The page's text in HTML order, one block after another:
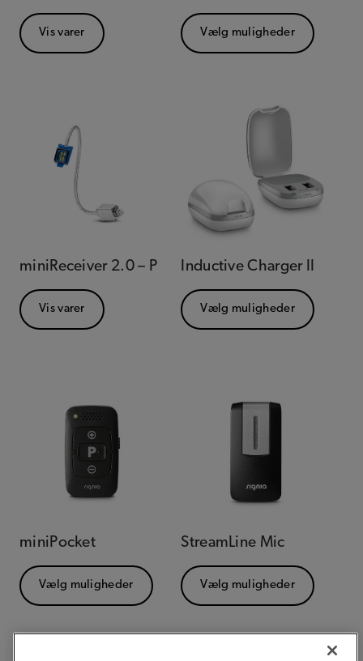
Vis varer Vælg muligheder
miniReceiver 2.0 – P
Vis varer
Inductive Charger II
Vælg muligheder
miniPocket
Vælg muligheder
StreamLine Mic
Vælg muligheder